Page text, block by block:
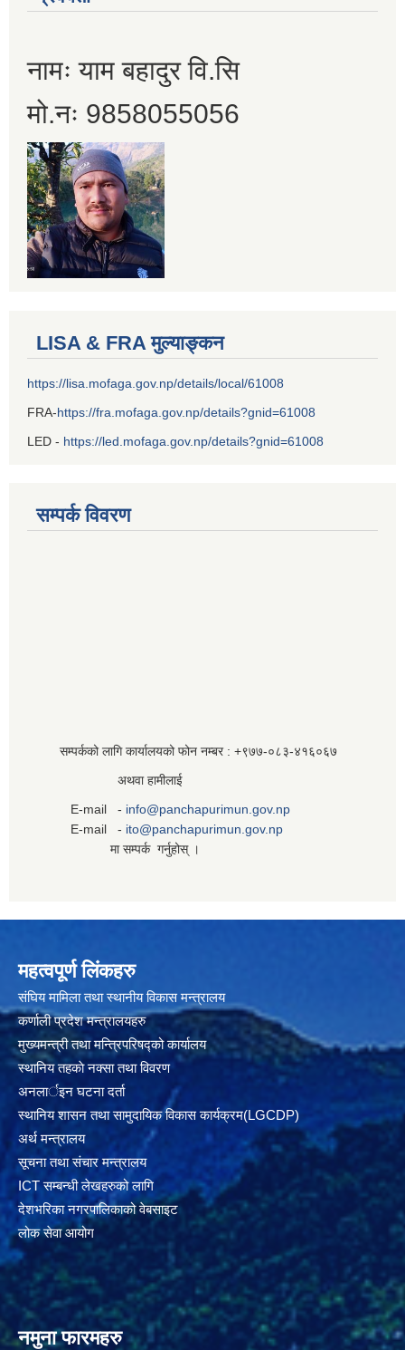
नामः याम बहादुर वि.सि
मो.नः 9858055056
LISA & FRA मुल्याङ्कन
https://lisa.mofaga.gov.np/details/local/61008
FRA-https://fra.mofaga.gov.np/details?gnid=61008
LED - https://led.mofaga.gov.np/details?gnid=61008
सम्पर्क विवरण
सम्पर्कको लागि कार्यालयको फोन नम्बर : +९७७-०८३‍-४१६०६७
अथवा हामीलाई
E-mail - info@panchapurimun.gov.np
E-mail - ito@panchapurimun.gov.np
मा सम्पर्क गर्नुहोस् ।
महत्वपूर्ण लिंकहरु
संघिय मामिला तथा स्थानीय विकास मन्त्रालय
कर्णाली प्रदेश मन्त्रालयहरु
मुख्यमन्त्री तथा मन्त्रिपरिषद्को कार्यालय
स्थानिय तहकाे नक्सा तथा विवरण
अनलार्इन घटना दर्ता
स्थानिय शासन तथा सामुदायिक विकास कार्यक्रम(LGCDP)
अर्थ मन्त्रालय
सूचना तथा संचार मन्त्रालय
ICT सम्बन्धी लेखहरुको लागि
देशभरिका नगरपालिकाको वेबसाइट
लोक सेवा आयोग
नमुना फारमहरु